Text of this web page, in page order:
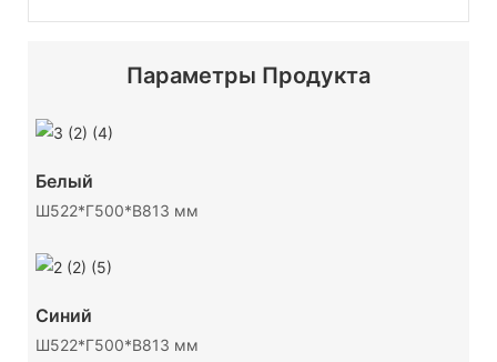
Параметры Продукта
Белый
Ш522*Г500*В813 мм
Синий
Ш522*Г500*В813 мм